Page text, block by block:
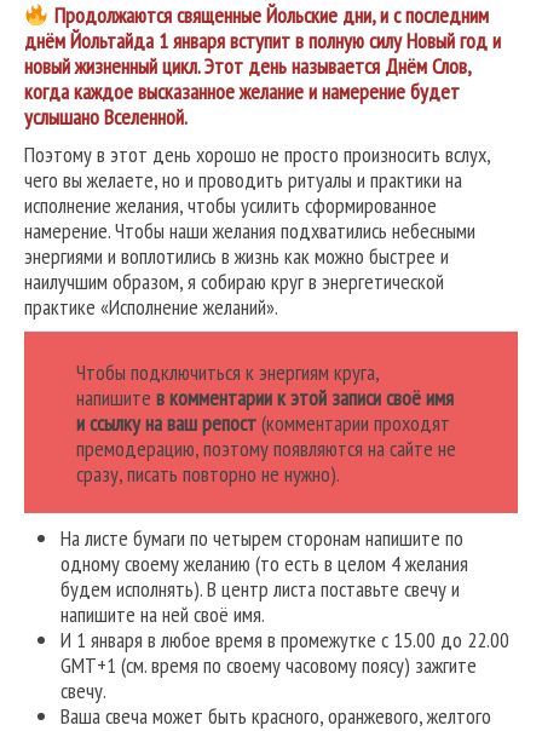
Продолжаются священные Йольские дни, и с последним
днём Йольтайда 1 января вступит в полную силу Новый год и
новый жизненный цикл. Этот день называется Днём Слов,
когда каждое высказанное желание и намерение будет
услышано Вселенной.
Поэтому в этот день хорошо не просто произносить вслух,
чего вы желаете, но и проводить ритуалы и практики на
исполнение желания, чтобы усилить сформированное
намерение. Чтобы наши желания подхватились небесными
энергиями и воплотились в жизнь как можно быстрее и
наилучшим образом, я собираю круг в энергетической
практике «Исполнение желаний».
Чтобы подключиться к энергиям круга,
напишите в комментарии к этой записи своё имя
и ссылку на ваш репост(комментарии проходят
премодерацию, поэтому появляются на сайте не
сразу, писать повторно не нужно).
На листе бумаги по четырем сторонам напишите по
одному своему желанию (то есть в целом 4 желания
будем исполнять). В центр листа поставьте свечу и
напишите на ней своё имя.
И 1 января в любое время в промежутке с 15.00 до 22.00
GMT+1 (см. время по своему часовому поясу) зажгите
свечу.
Ваша свеча может быть красного, оранжевого, желтого